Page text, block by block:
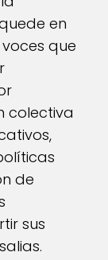
en
voces que
colectiva
de
sus